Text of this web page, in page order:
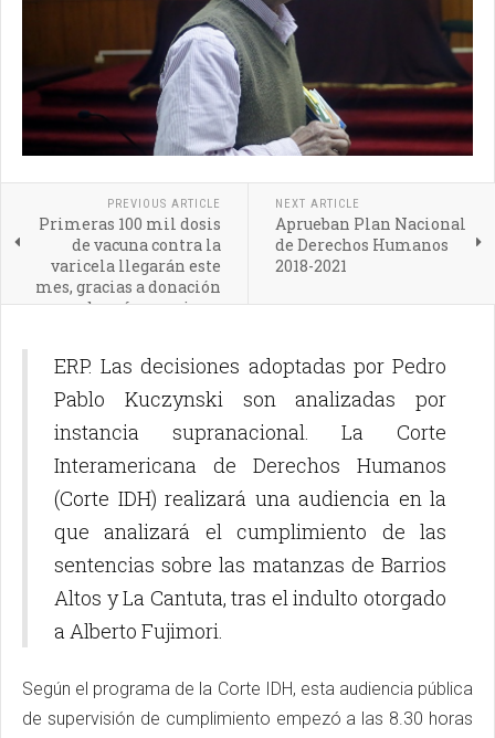
PREVIOUS ARTICLE
Primeras 100 mil dosis
de vacuna contra la
varicela llegarán este
mes, gracias a donación
de países vecinos,
NEXT ARTICLE
Aprueban Plan Nacional
de Derechos Humanos
2018-2021
ERP. Las decisiones adoptadas por Pedro
Pablo Kuczynski son analizadas por
instancia supranacional. La Corte
Interamericana de Derechos Humanos
(Corte IDH) realizará una audiencia en la
que analizará el cumplimiento de las
sentencias sobre las matanzas de Barrios
Altos y La Cantuta, tras el indulto otorgado
a Alberto Fujimori.
Según el programa de la Corte IDH, esta audiencia pública
de supervisión de cumplimiento empezó a las 8.30 horas